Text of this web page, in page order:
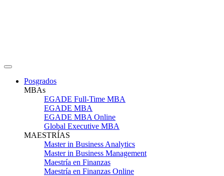
Posgrados
MBAs
EGADE Full-Time MBA
EGADE MBA
EGADE MBA Online
Global Executive MBA
MAESTRÍAS
Master in Business Analytics
Master in Business Management
Maestría en Finanzas
Maestría en Finanzas Online